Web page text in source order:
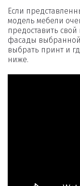
Если
модель мебели
предоставить
фасады выбранной
выбрать принт и
ниже.